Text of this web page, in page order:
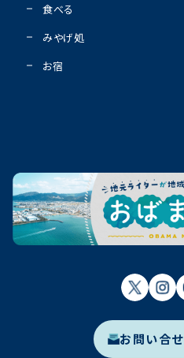
食べる
みやげ処
お宿
お問い合せ